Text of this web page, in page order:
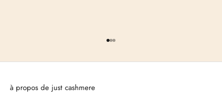
Aller à l'élément 1
Aller à l'élément 2
Aller à l'élément 3
à propos de just cashmere